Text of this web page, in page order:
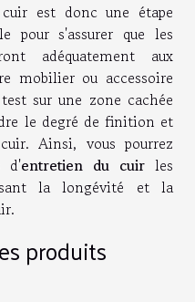
est donc une étape
pour s'assurer que les
adéquatement aux
mobilier ou accessoire
sur une zone cachée
le degré de finition et
Ainsi, vous pourrez
d'entretien du cuir les
la longévité et la
produits